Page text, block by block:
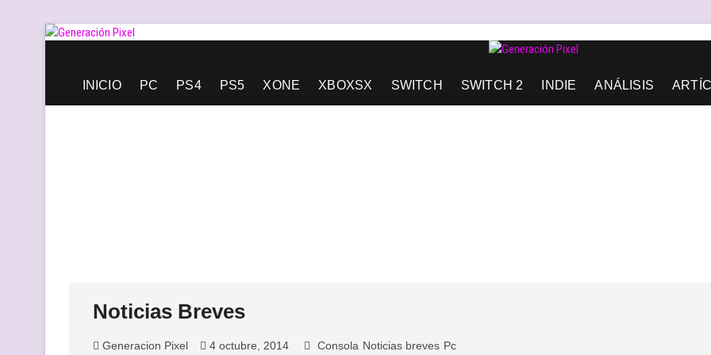
Saltar
Generación Pixel
INICIO PC PS4 PS5 XONE XBOXSX SWITCH SWITCH 2 INDIE ANÁLISIS
Noticias Breves
Generacion Pixel 4 octubre, 2014 Consola Noticias breves Pc